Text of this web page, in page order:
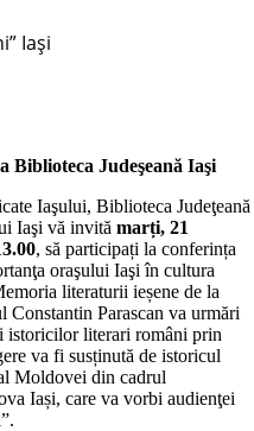
Iaşi
Biblioteca Judeşeană Iaşi
Iaşului, Biblioteca Judeţeană
Iaşi vă invită marți, 21
, să participați la conferința
oraşului Iaşi în cultura
literaturii ieșene de la
Parascan va urmări
istoricilor literari români prin
va fi susținută de istoricul
Moldovei din cadrul
Iași, care va vorbi audienţei